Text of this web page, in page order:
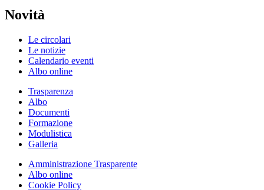
Novità
Le circolari
Le notizie
Calendario eventi
Albo online
Trasparenza
Albo
Documenti
Formazione
Modulistica
Galleria
Amministrazione Trasparente
Albo online
Cookie Policy